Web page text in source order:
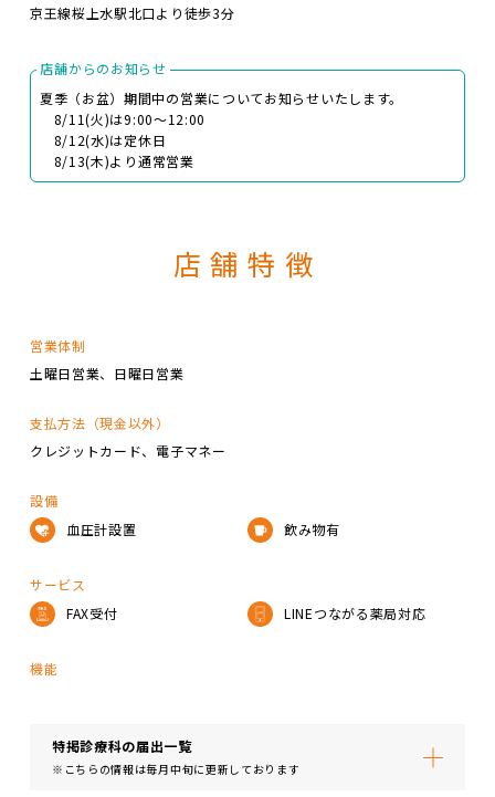
京王線桜上水駅北口より徒歩3分
店舗からのお知らせ
夏季（お盆）期間中の営業についてお知らせいたします。
8/11(火)は9:00～12:00
8/12(水)は定休日
8/13(木)より通常営業
店舗特徴
営業体制
土曜日営業
日曜日営業
支払方法（現金以外）
クレジットカード
電子マネー
設備
血圧計設置
飲み物有
サービス
FAX受付
LINEつながる薬局対応
機能
特掲診療科の届出⼀覧
※こちらの情報は毎月中旬に更新しております